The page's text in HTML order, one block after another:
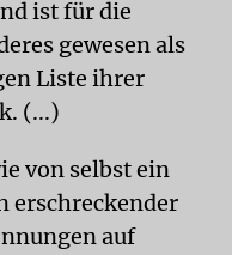
ist für die
gewesen als
Liste ihrer
(...)
von selbst ein
erschreckender
auf